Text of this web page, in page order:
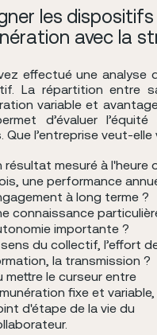
les
avec la
effectué une analyse
La répartition entre
variable et
d’évaluer
Que l’entreprise veut-elle
résultat mesuré à l'heure
une performance
à long terme ?
connaissance
importante ?
du collectif, l’effort
la transmission ?
mettre le curseur entre
fixe et
d'étape de la vie du